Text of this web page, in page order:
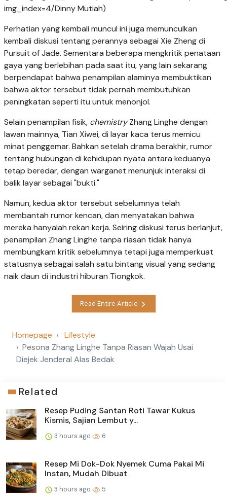
img_index=4/Dinny Mutiah)
Perhatian yang kembali muncul ini juga memunculkan
kembali diskusi tentang perannya sebagai Xie Zheng di
Pursuit of Jade. Sementara beberapa mengkritik penataan
gaya yang berlebihan pada saat itu, yang lain sekarang
berpendapat bahwa penampilan alaminya membuktikan
bahwa aktor tersebut tidak pernah membutuhkan
peningkatan seperti itu untuk menonjol.
Selain penampilan fisik, chemistryZhang Linghe dengan
lawan mainnya, Tian Xiwei, di layar kaca terus memicu
minat penggemar. Bahkan setelah drama berakhir, rumor
tentang hubungan di kehidupan nyata antara keduanya
tetap beredar, dengan warganet menunjuk interaksi di
balik layar sebagai "bukti."
Namun, kedua aktor tersebut sebelumnya telah
membantah rumor kencan, dan menyatakan bahwa
mereka hanyalah rekan kerja. Seiring diskusi terus berlanjut,
penampilan Zhang Linghe tanpa riasan tidak hanya
membungkam kritik sebelumnya tetapi juga memperkuat
statusnya sebagai salah satu bintang visual yang sedang
naik daun di industri hiburan Tiongkok.
Read Entire Article
Homepage
Lifestyle
Pesona Zhang Linghe Tanpa Riasan Wajah Usai
Diejek Jenderal Alas Bedak
Related
Resep Puding Santan Roti Tawar Kukus
Kismis, Sajian Lembut y...
3 hours ago 6
Resep Mi Dok-Dok Nyemek Cuma Pakai Mi
Instan, Mudah Dibuat
3 hours ago 5